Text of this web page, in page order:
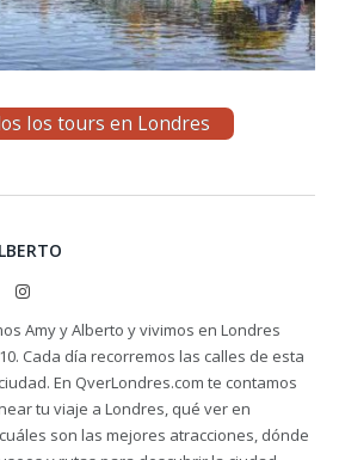
los tours en Londres
Instagram
Amy y Alberto y vivimos en Londres
Cada día recorremos las calles de esta
En QverLondres.com te contamos
tu viaje a Londres, qué ver en
son las mejores atracciones, dónde